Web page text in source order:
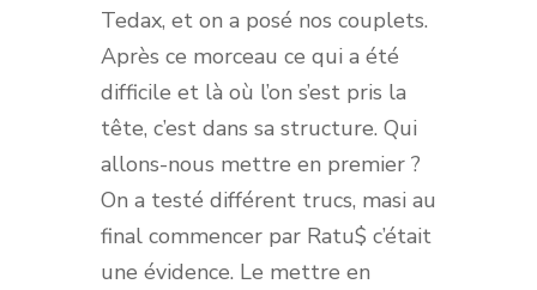
Tedax, et on a posé nos couplets.
Après ce morceau ce qui a été
difficile et là où l’on s’est pris la
tête, c’est dans sa structure. Qui
allons-nous mettre en premier ?
On a testé différent trucs, masi au
final commencer par Ratu$ c’était
une évidence. Le mettre en